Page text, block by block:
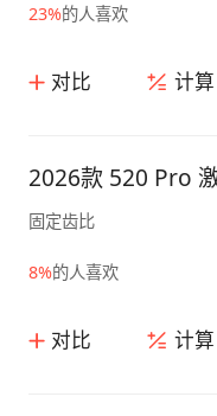
23%的人喜欢
对比 计算
2026款 520 Pro
固定齿比
8%的人喜欢
对比 计算